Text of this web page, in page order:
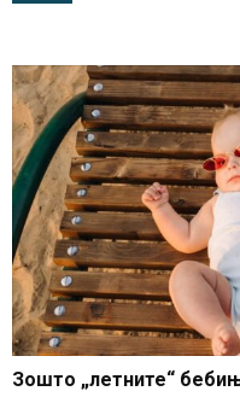
Зошто „летните“